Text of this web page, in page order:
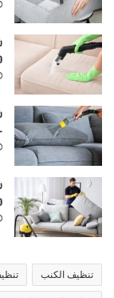
تنظيف الكنب تنظيف